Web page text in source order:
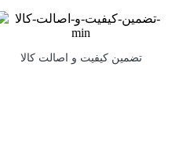
تضمین کیفیت و اصالت کالا